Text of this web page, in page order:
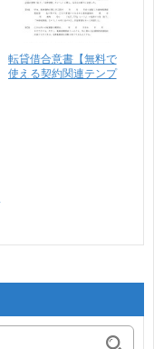
転貸借合意書【無料で
使える契約関連テンプ